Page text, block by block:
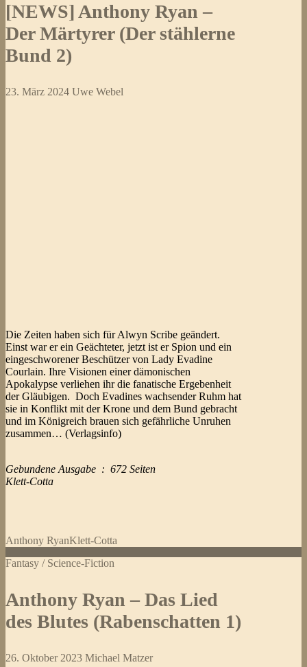
[NEWS] Anthony Ryan –
Der Märtyrer (Der stählerne
Bund 2)
23. März 2024 Uwe Webel
Die Zeiten haben sich für Alwyn Scribe geändert.
Einst war er ein Geächteter, jetzt ist er Spion und ein
eingeschworener Beschützer von Lady Evadine
Courlain. Ihre Visionen einer dämonischen
Apokalypse verliehen ihr die fanatische Ergebenheit
der Gläubigen. Doch Evadines wachsender Ruhm hat
sie in Konflikt mit der Krone und dem Bund gebracht
und im Königreich brauen sich gefährliche Unruhen
zusammen… (Verlagsinfo)
Gebundene Ausgabe ‏ : ‎ 672 Seiten
Klett-Cotta
Anthony RyanKlett-Cotta
Fantasy / Science-Fiction
Anthony Ryan – Das Lied
des Blutes (Rabenschatten 1)
26. Oktober 2023 Michael Matzer